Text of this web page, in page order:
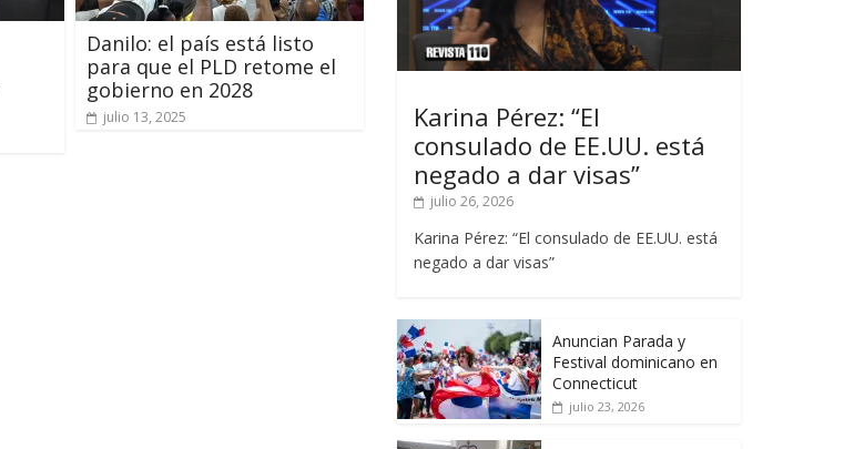
Danilo: el país está listo
para que el PLD retome el
gobierno en 2028
julio 13, 2025
Karina Pérez: “El
consulado de EE.UU. está
negado a dar visas”
julio 26, 2026
Karina Pérez: “El consulado de EE.UU. está
negado a dar visas”
Anuncian Parada y
Festival dominicano en
Connecticut
julio 23, 2026